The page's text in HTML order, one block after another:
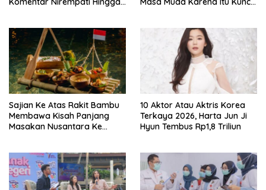
Sajian Ke Atas Rakit Bambu
Membawa Kisah Panjang
Masakan Nusantara Ke
10 Aktor Atau Aktris Korea
Terkaya 2026, Harta Jun Ji
Hyun Tembus Rp1,8 Triliun